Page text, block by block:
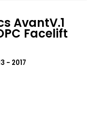
AvantV.1
Facelift
- 2017